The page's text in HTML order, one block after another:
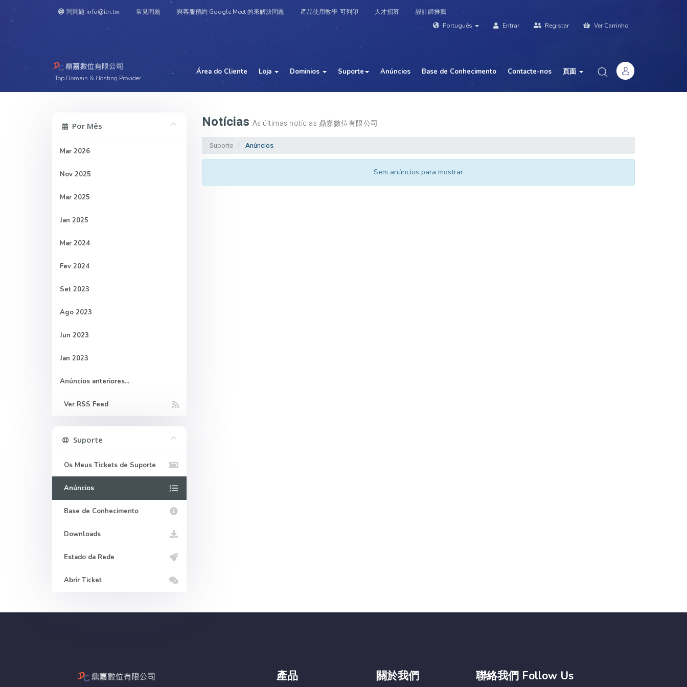
問問題 info@itn.tw 常見問題 與客服預約 Google Meet 的來解決問題 產品使用教學-可列印 人才招募
設計師推薦
Português
Entrar Registar Ver Carrinho
Top Domain & Hosting Provider
Área do Cliente Loja Dominios Suporte Anúncios Base de Conhecimento Contacte-nos 頁面
Notícias As últimas notícias 鼎嘉數位有限公司
Suporte Anúncios
Por Mês
Mar 2026
Nov 2025
Mar 2025
Jan 2025
Mar 2024
Fev 2024
Set 2023
Ago 2023
Jun 2023
Jan 2023
Anúncios anteriores...
Ver RSS Feed
Sem anúncios para mostrar
Suporte
Os Meus Tickets de Suporte
Anúncios
Base de Conhecimento
Downloads
Estado da Rede
Abrir Ticket
產品 關於我們 聯絡我們 Follow Us